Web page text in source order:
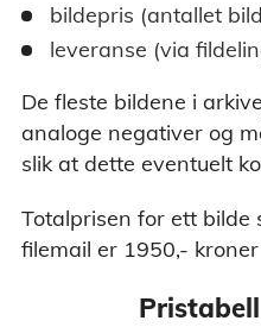
bildepris (antallet
leveranse (via
De fleste bildene i
analoge negativer og
slik at dette eventuelt
Totalprisen for ett bilde
filemail er 1950,-